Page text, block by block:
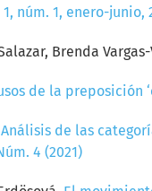
núm. 1, enero-junio,
Brenda Vargas-
de la preposición
Análisis de las
4 (2021)